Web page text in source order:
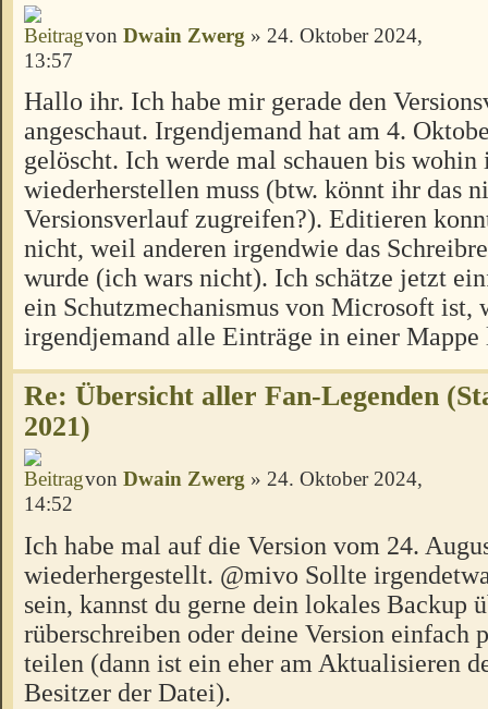
von Dwain Zwerg » 24. Oktober 2024,
13:57
Hallo ihr. Ich habe mir gerade den
angeschaut. Irgendjemand hat am 4.
gelöscht. Ich werde mal schauen bis wohin
wiederherstellen muss (btw. könnt ihr das
Versionsverlauf zugreifen?). Editieren
nicht, weil anderen irgendwie das
wurde (ich wars nicht). Ich schätze jetzt
ein Schutzmechanismus von Microsoft ist,
irgendjemand alle Einträge in einer Mappe
Re: Übersicht aller Fan-Legenden
2021)
von Dwain Zwerg » 24. Oktober 2024,
14:52
Ich habe mal auf die Version vom 24.
wiederhergestellt. @mivo Sollte
sein, kannst du gerne dein lokales Backup
rüberschreiben oder deine Version einfach
teilen (dann ist ein eher am Aktualisieren
Besitzer der Datei).